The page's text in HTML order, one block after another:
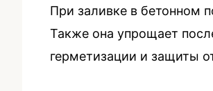
При заливке в бетонном
Также она упрощает
герметизации и защиты